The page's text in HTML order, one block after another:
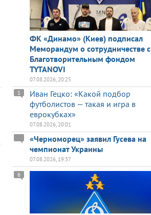
ФК «Динамо» (Киев) подписал
Меморандум о сотрудничестве с
Благотворительным фондом
TYTANOVI
07.08.2026, 20:25
Иван Гецко: «Какой подбор
футболистов — такая и игра в
еврокубках»
1
07.08.2026, 20:01
«Черноморец» заявил Гусева на
чемпионат Украины
07.08.2026, 19:37
6